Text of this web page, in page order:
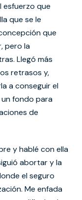
esfuerzo que
que se le
que
pero la
Llegó más
retrasos y,
a conseguir el
fondo para
de
y hablé con ella
abortar y la
el seguro
Me enfada